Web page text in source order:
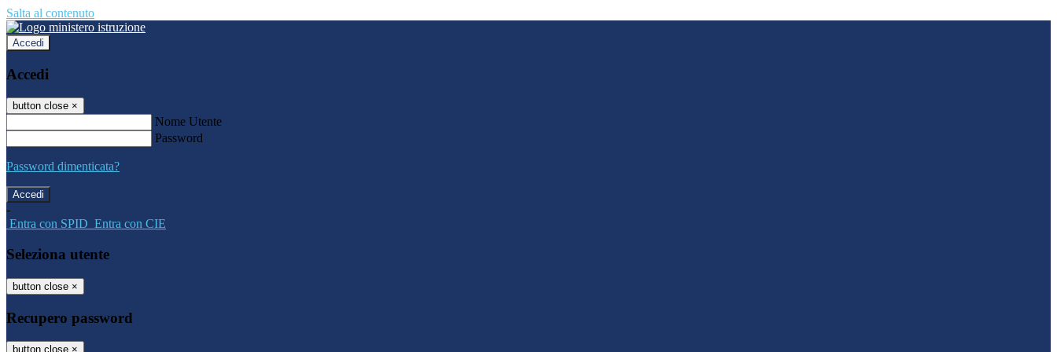
Salta al contenuto
Accedi
Accedi
button close ×
Nome Utente
Password
Password dimenticata?
-
Entra con SPID Entra con CIE
Seleziona utente
button close ×
Recupero password
button close ×